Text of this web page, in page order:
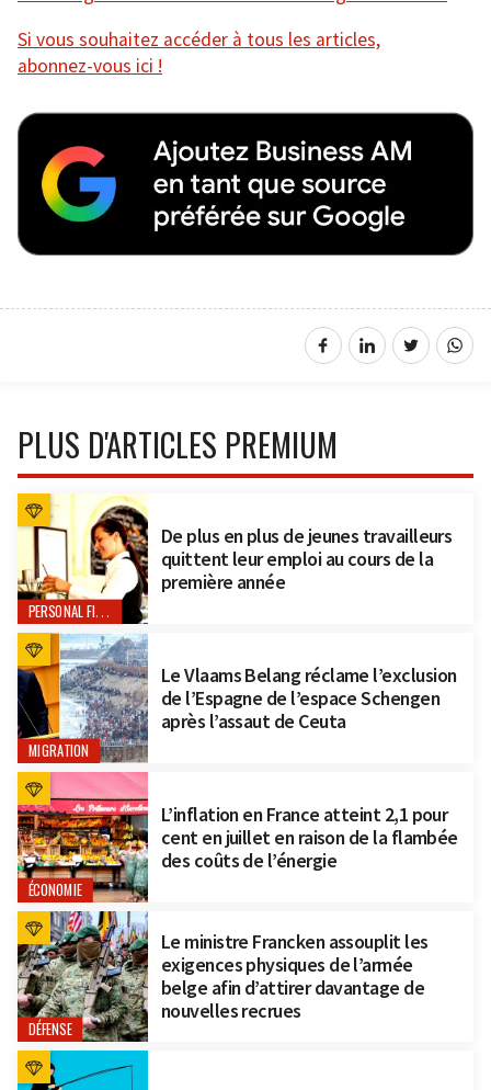
Si vous souhaitez accéder à tous les articles,
abonnez-vous ici !
PLUS D'ARTICLES PREMIUM
PERSONAL FINANCE
De plus en plus de jeunes travailleurs
quittent leur emploi au cours de la
première année
MIGRATION
Le Vlaams Belang réclame l’exclusion
de l’Espagne de l’espace Schengen
après l’assaut de Ceuta
ÉCONOMIE
L’inflation en France atteint 2,1 pour
cent en juillet en raison de la flambée
des coûts de l’énergie
DÉFENSE
Le ministre Francken assouplit les
exigences physiques de l’armée
belge afin d’attirer davantage de
nouvelles recrues